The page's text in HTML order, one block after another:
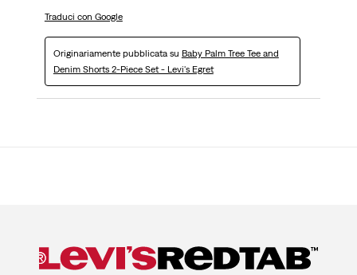
Traduci con Google
Originariamente pubblicata su Baby Palm Tree Tee and
Denim Shorts 2-Piece Set - Levi's Egret